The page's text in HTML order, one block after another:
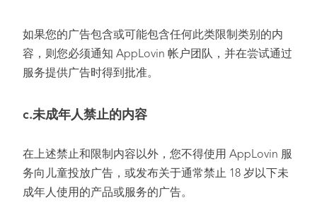
如果您的广告包含或可能包含任何此类限制类别的内
容，则您必须通知 AppLovin 帐户团队，并在尝试通过
服务提供广告时得到批准。
c.未成年人禁止的内容
在上述禁止和限制内容以外，您不得使用 AppLovin 服
务向儿童投放广告，或发布关于通常禁止 18 岁以下未
成年人使用的产品或服务的广告。